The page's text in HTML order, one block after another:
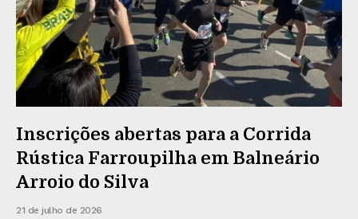
Inscrições abertas para a Corrida
Rústica Farroupilha em Balneário
Arroio do Silva
21 de julho de 2026